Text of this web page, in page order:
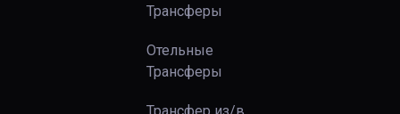
Трансферы
Отельные
Трансферы